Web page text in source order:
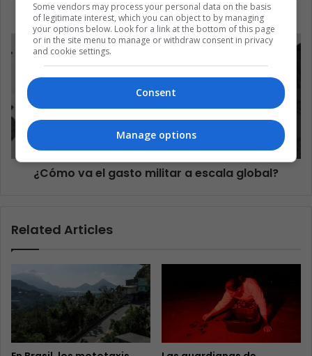
Perú e India: ¿TLC?
¿Cómo va el gasto militar a escala global?
Related Articles
Some vendors may process your personal data on the basis
of legitimate interest, which you can object to by managing
your options below. Look for a link at the bottom of this page
or in the site menu to manage or withdraw consent in privacy
and cookie settings.
Consent
Manage options